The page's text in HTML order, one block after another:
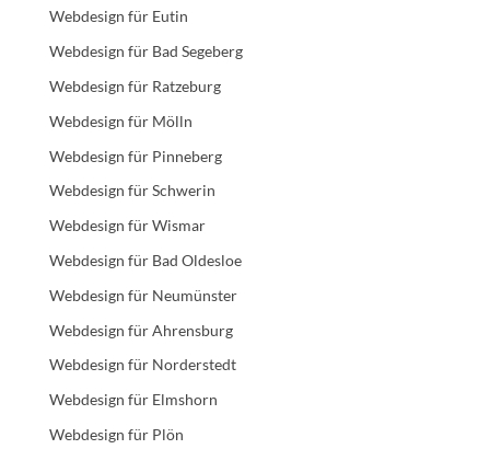
Webdesign für Eutin
Webdesign für Bad Segeberg
Webdesign für Ratzeburg
Webdesign für Mölln
Webdesign für Pinneberg
Webdesign für Schwerin
Webdesign für Wismar
Webdesign für Bad Oldesloe
Webdesign für Neumünster
Webdesign für Ahrensburg
Webdesign für Norderstedt
Webdesign für Elmshorn
Webdesign für Plön